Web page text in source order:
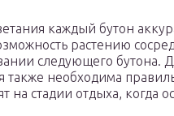
каждый бутон
растению
следующего бутона.
также необходима
на стадии отдыха, когда